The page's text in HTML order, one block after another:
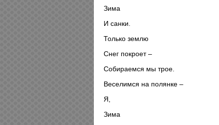
Зима
И санки.
Только землю
Снег покроет –
Собираемся мы трое.
Веселимся на полянке –
Я,
Зима